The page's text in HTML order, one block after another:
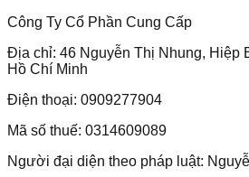
Công Ty Cổ Phần Cung Cấp
Địa chỉ: 46 Nguyễn Thị Nhung, Hiệp
Hồ Chí Minh
Điện thoại: 0909277904
Mã số thuế: 0314609089
Người đại diện theo pháp luật: